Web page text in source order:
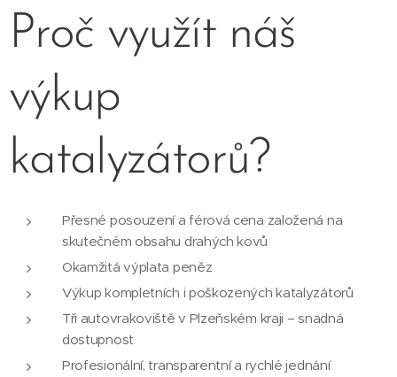
Proč využít náš
výkup
katalyzátorů?
Přesné posouzení a férová cena založená na
skutečném obsahu drahých kovů
Okamžitá výplata peněz
Výkup kompletních i poškozených katalyzátorů
Tři autovrakoviště v Plzeňském kraji – snadná
dostupnost
Profesionální, transparentní a rychlé jednání